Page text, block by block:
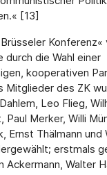
[13]
Konferenz«
durch die Wahl einer
kooperativen
Mitglieder des ZK
Leo Flieg,
Paul Merker, Willi
Ernst Thälmann und
erstmals
Ackermann, Walter